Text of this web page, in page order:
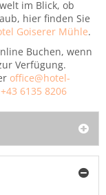
im Blick, ob
hier finden Sie
Goiserer Mühle.
Buchen, wenn
Verfügung.
office@hotel-
+43 6135 8206